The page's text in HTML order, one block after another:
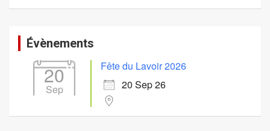
Évènements
20
Sep
Fête du Lavoir 2026
20 Sep 26